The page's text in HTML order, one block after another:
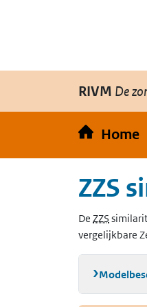
RIVM De
Home
ZZS
De ZZS (Zeer
vergelijkbare